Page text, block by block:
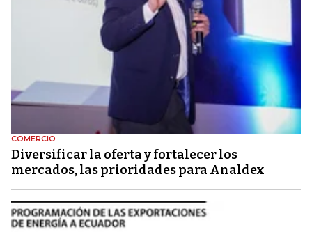
COMERCIO
Diversificar la oferta y fortalecer los
mercados, las prioridades para Analdex